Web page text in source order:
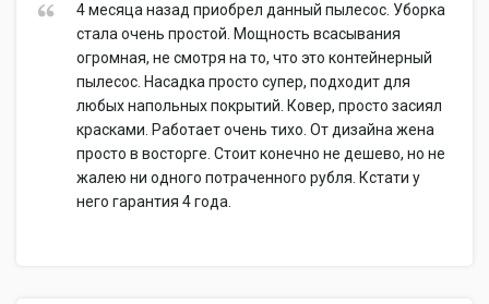
4 месяца назад приобрел данный пылесос. Уборка
стала очень простой. Мощность всасывания
огромная, не смотря на то, что это контейнерный
пылесос. Насадка просто супер, подходит для
любых напольных покрытий. Ковер, просто засиял
красками. Работает очень тихо. От дизайна жена
просто в восторге. Стоит конечно не дешево, но не
жалею ни одного потраченного рубля. Кстати у
него гарантия 4 года.